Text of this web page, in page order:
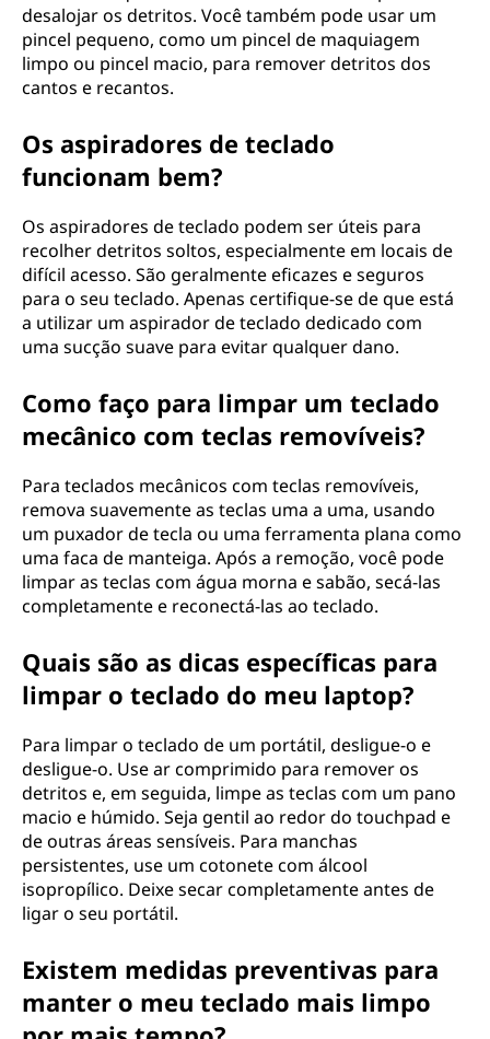
desalojar os detritos. Você também pode usar um
pincel pequeno, como um pincel de maquiagem
limpo ou pincel macio, para remover detritos dos
cantos e recantos.
Os aspiradores de teclado
funcionam bem?
Os aspiradores de teclado podem ser úteis para
recolher detritos soltos, especialmente em locais de
difícil acesso. São geralmente eficazes e seguros
para o seu teclado. Apenas certifique-se de que está
a utilizar um aspirador de teclado dedicado com
uma sucção suave para evitar qualquer dano.
Como faço para limpar um teclado
mecânico com teclas removíveis?
Para teclados mecânicos com teclas removíveis,
remova suavemente as teclas uma a uma, usando
um puxador de tecla ou uma ferramenta plana como
uma faca de manteiga. Após a remoção, você pode
limpar as teclas com água morna e sabão, secá-las
completamente e reconectá-las ao teclado.
Quais são as dicas específicas para
limpar o teclado do meu laptop?
Para limpar o teclado de um portátil, desligue-o e
desligue-o. Use ar comprimido para remover os
detritos e, em seguida, limpe as teclas com um pano
macio e húmido. Seja gentil ao redor do touchpad e
de outras áreas sensíveis. Para manchas
persistentes, use um cotonete com álcool
isopropílico. Deixe secar completamente antes de
ligar o seu portátil.
Existem medidas preventivas para
manter o meu teclado mais limpo